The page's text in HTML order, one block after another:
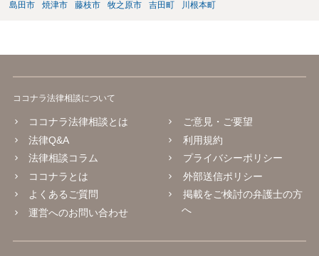
島田市
焼津市 藤枝市 牧之原市 吉田町 川根本町
ココナラ法律相談について
ココナラ法律相談とは
法律Q&A
法律相談コラム
ココナラとは
よくあるご質問
運営へのお問い合わせ
ご意見・ご要望
利用規約
プライバシーポリシー
外部送信ポリシー
掲載をご検討の弁護士の方
へ